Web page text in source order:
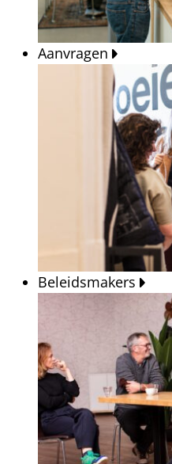
Aanvragen
Beleidsmakers